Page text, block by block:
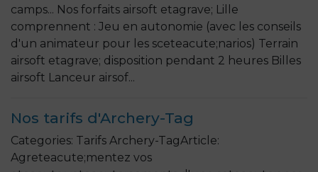
camps... Nos forfaits airsoft etagrave; Lille
comprennent : Jeu en autonomie (avec les conseils
d'un animateur pour les sceteacute;narios) Terrain
airsoft etagrave; disposition pendant 2 heures Billes
airsoft Lanceur airsof...
Nos tarifs d'Archery-Tag
Categories: Tarifs Archery-TagArticle:
Agreteacute;mentez vos